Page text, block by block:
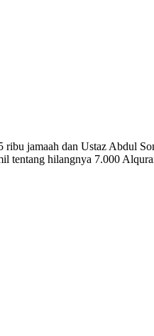
jamaah dan Ustaz Abdul
tentang hilangnya 7.000